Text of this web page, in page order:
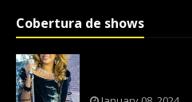
Cobertura de shows